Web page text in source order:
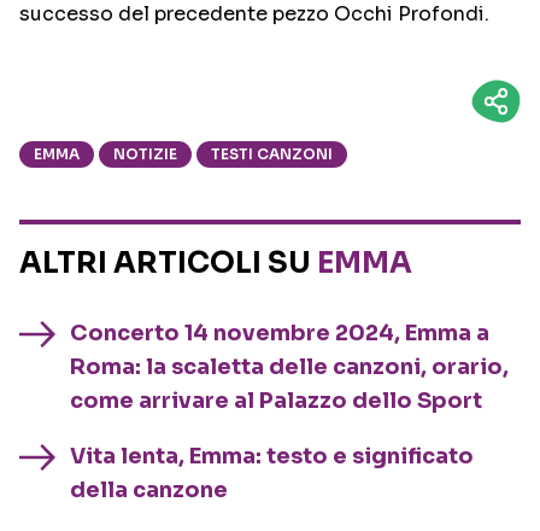
successo del precedente pezzo Occhi Profondi.
EMMA NOTIZIE TESTI CANZONI
ALTRI ARTICOLI SU EMMA
Concerto 14 novembre 2024, Emma a
Roma: la scaletta delle canzoni, orario,
come arrivare al Palazzo dello Sport
Vita lenta, Emma: testo e significato
della canzone